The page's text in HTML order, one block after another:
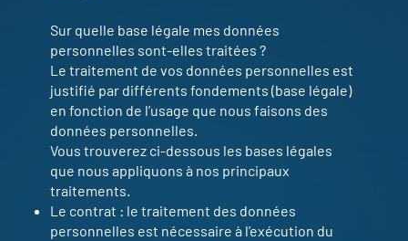
Sur quelle base légale mes données
personnelles sont-elles traitées ?
Le traitement de vos données personnelles est
justifié par différents fondements (base légale)
en fonction de l’usage que nous faisons des
données personnelles.
Vous trouverez ci-dessous les bases légales
que nous appliquons à nos principaux
traitements.
Le contrat : le traitement des données
personnelles est nécessaire à l’exécution du